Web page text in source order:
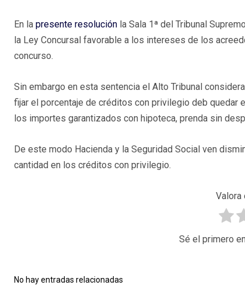
En la presente resolución la Sala 1ª del Tribunal
la Ley Concursal favorable a los intereses de los
concurso.
Sin embargo en esta sentencia el Alto Tribunal
fijar el porcentaje de créditos con privilegio deb quedar
los importes garantizados con hipoteca, prenda sin
De este modo Hacienda y la Seguridad Social ven
cantidad en los créditos con privilegio.
Valora
Sé el primero
No hay entradas relacionadas